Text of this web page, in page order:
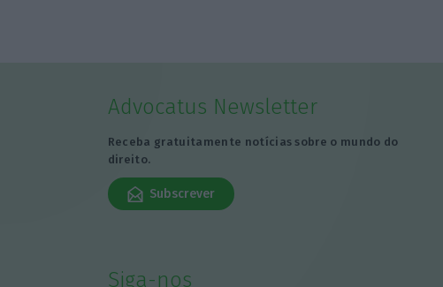
Advocatus Newsletter
Receba gratuitamente notícias sobre o mundo do
direito.
Subscrever
Siga-nos